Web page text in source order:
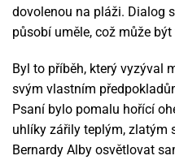
dovolenou na pláži. Dialog
působí uměle, což může
Byl to příběh, který vyzýval
svým vlastním
Psaní bylo pomalu hořící
uhlíky zářily teplým, zlatým
Bernardy Alby osvětlovat